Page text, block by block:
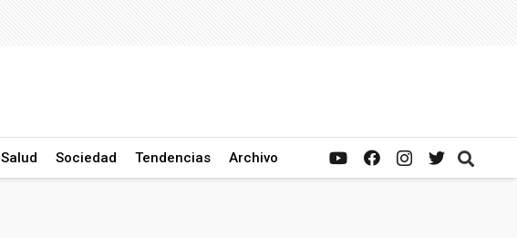
Salud Sociedad Tendencias Archivo